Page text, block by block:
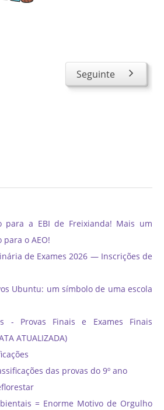
Seguinte
para a EBI de Freixianda! Mais um
o AEO!
de Exames 2026 — Inscrições de
Ubuntu: um símbolo de uma escola
- Provas Finais e Exames Finais
ATUALIZADA)
das provas do 9º ano
= Enorme Motivo de Orgulho